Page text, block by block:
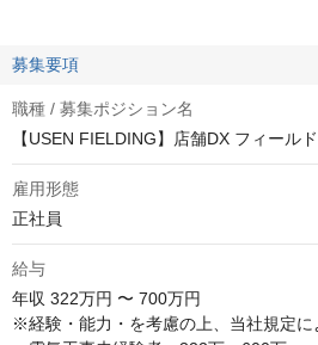
募集要項
職種 / 募集ポジション名
【USEN FIELDING】店舗DX フィール
雇用形態
正社員
給与
年収 322万円 〜 700万円
※経験・能力・を考慮の上、当社規定に